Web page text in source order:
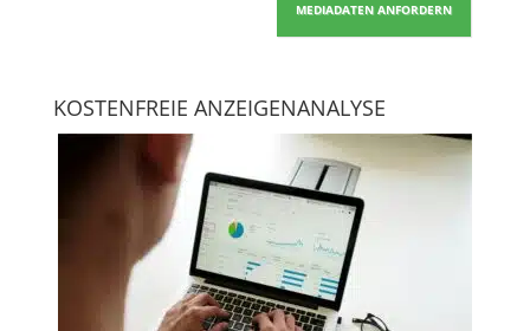
MEDIADATEN ANFORDERN
KOSTENFREIE ANZEIGENANALYSE